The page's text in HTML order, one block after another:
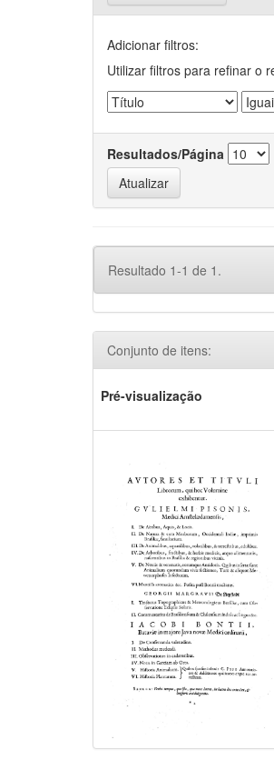
Adicionar filtros:
Utilizar filtros para refinar o
Resultados/Página
Resultado 1-1 de 1.
Conjunto de itens:
Pré-visualização